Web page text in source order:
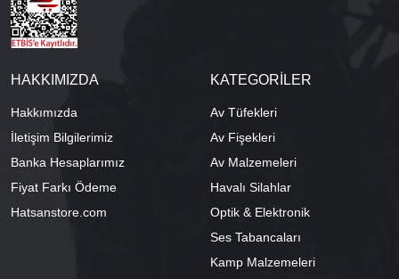
HAKKIMIZDA
Hakkımızda
İletişim Bilgilerimiz
Banka Hesaplarımız
Fiyat Farkı Ödeme
Hatsanstore.com
KATEGORİLER
Av Tüfekleri
Av Fişekleri
Av Malzemeleri
Havalı Silahlar
Optik & Elektronik
Ses Tabancaları
Kamp Malzemeleri